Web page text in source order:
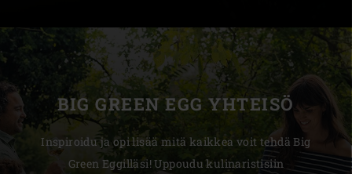
BIG GREEN EGG YHTEISÖ
Inspiroidu ja opi lisää mitä kaikkea voit tehdä Big
Green Eggilläsi! Uppoudu kulinaristisiin